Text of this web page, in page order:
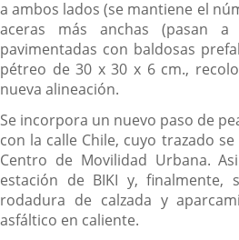
a ambos lados (se mantiene el
aceras más anchas (pasan
pavimentadas con baldosas
pétreo de 30 x 30 x 6 cm.,
nueva alineación.
Se incorpora un nuevo paso de
con la calle Chile, cuyo trazado
Centro de Movilidad Urbana.
estación de BIKI y, finalmente,
rodadura de calzada y
asfáltico en caliente.